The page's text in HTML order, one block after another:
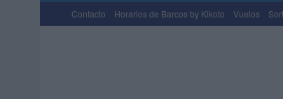
Contacto Horarios de Barcos by Kikoto Vuelos